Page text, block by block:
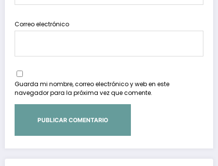
Correo electrónico
Guarda mi nombre, correo electrónico y web en este
navegador para la próxima vez que comente.